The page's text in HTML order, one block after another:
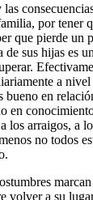
por tener
que pierde un
de sus hijas es
a
bueno en
en
los arraigos, a
no todos
volver a su